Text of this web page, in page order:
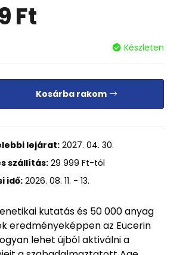
Ft
Készleten
Kosárba rakom
lejárat:2027. 04. 30.
szállítás: 29 999 Ft-tól
idő: 2026. 08. 11. - 13.
kutatás és 50 000 anyag
eredményeképpen az Eucerin
lehet újból aktiválni a